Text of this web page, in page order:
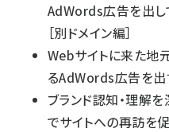
AdWords広告を出し
［別ドメイン編］
Webサイトに来た地
るAdWords広告を出
ブランド認知・理解
でサイトへの再訪を